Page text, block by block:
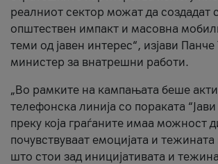
реалниот сектор можат да создадат
општествен импакт и масовна
теми од јавен интерес“, изјави
министер за внатрешни работи.
„Во рамките на кампањата беше
телефонска линија со пораката
преку која граѓаните имаа можност
почувствуваат емоцијата и
што стои зад иницијативата и